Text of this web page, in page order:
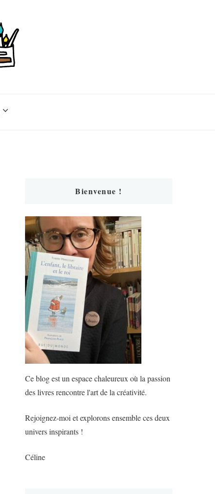
Bienvenue !
Ce blog est un espace chaleureux où la passion
des livres rencontre l'art de la créativité.
Rejoignez-moi et explorons ensemble ces deux
univers inspirants !
Céline